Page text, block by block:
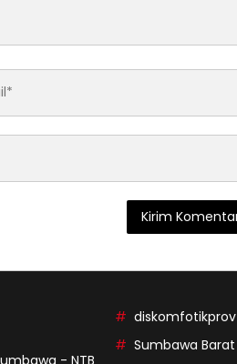
- NTB
diskomfotikprov
Sumbawa Barat